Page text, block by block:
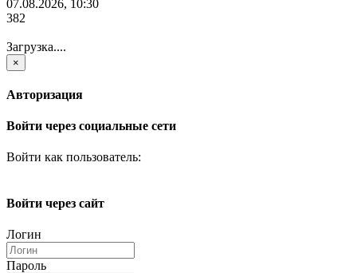
07.08.2026, 10:30
382
Загрузка....
×
Авторизация
Войти через социальные сети
Войти как пользователь:
Войти через сайт
Логин
Пароль